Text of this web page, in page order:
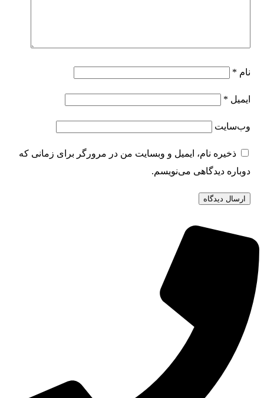
نام *
ایمیل *
وب‌سایت
ذخیره نام، ایمیل و وبسایت من در مرورگر برای زمانی که
دوباره دیدگاهی می‌نویسم.